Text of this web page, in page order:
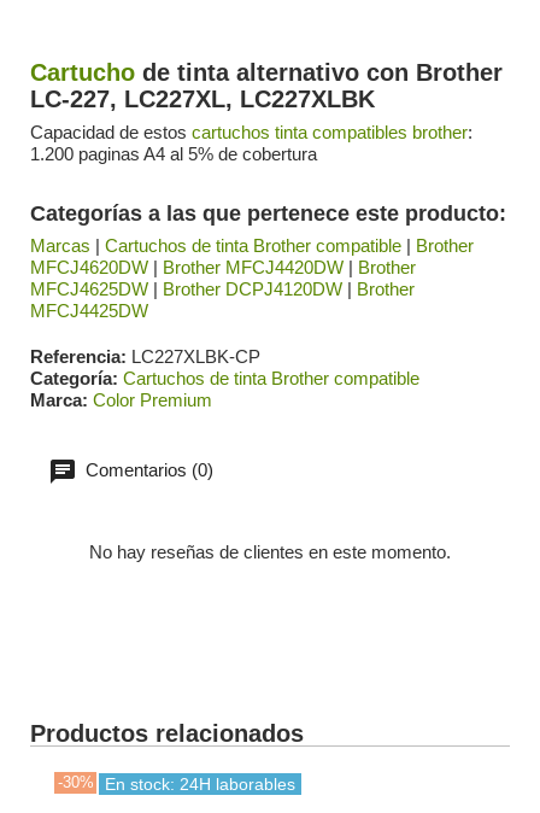
Cartucho de tinta alternativo con Brother
LC-227, LC227XL, LC227XLBK
Capacidad de estos cartuchos tinta compatibles brother:
1.200 paginas A4 al 5% de cobertura
Categorías a las que pertenece este producto:
Marcas | Cartuchos de tinta Brother compatible | Brother
MFCJ4620DW | Brother MFCJ4420DW | Brother
MFCJ4625DW | Brother DCPJ4120DW | Brother
MFCJ4425DW
Referencia LC227XLBK-CP
Categoría Cartuchos de tinta Brother compatible
Marca Color Premium
Comentarios (0)
No hay reseñas de clientes en este momento.
Productos relacionados
-30% En stock: 24H laborables